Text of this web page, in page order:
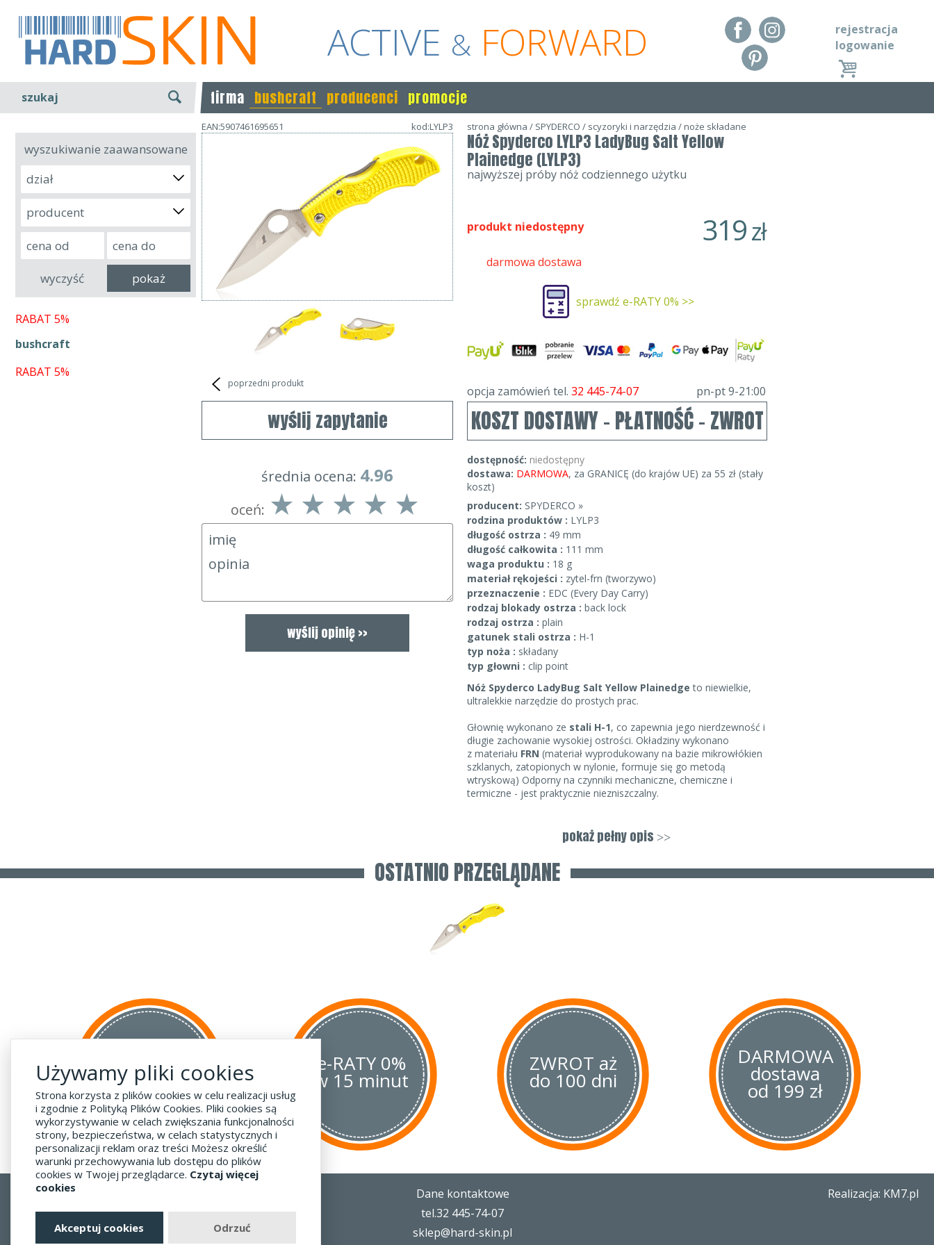
ACTIVE & FORWARD
rejestracja
logowanie
szukaj firma bushcraft producenci promocje
wyszukiwanie zaawansowane
dział
producent
RABAT 5%
bushcraft
RABAT 5%
EAN:5907461695651 kod:LYLP3
poprzedni produkt
wyślij zapytanie
średnia ocena: 4.96
oceń:
strona główna / SPYDERCO / scyzoryki i narzędzia /noże składane
Nóż Spyderco LYLP3 LadyBug Salt Yellow
Plainedge (LYLP3)
najwyższej próby nóż codziennego użytku
319zł
produkt niedostępny
darmowa dostawa
sprawdź e-RATY 0% >>
opcja zamówień tel. 32 445-74-07 pn-pt 9-21:00
KOSZT DOSTAWY - PŁATNOŚĆ - ZWROT
dostępność: niedostępny
dostawa: DARMOWA, za GRANICĘ (do krajów UE) za 55 zł (stały
koszt)
producent: SPYDERCO »
rodzina produktów : LYLP3
długość ostrza : 49 mm
długość całkowita : 111 mm
waga produktu : 18 g
materiał rękojeści : zytel-frn (tworzywo)
przeznaczenie : EDC (Every Day Carry)
rodzaj blokady ostrza : back lock
rodzaj ostrza : plain
gatunek stali ostrza : H-1
typ noża : składany
typ głowni : clip point
Nóż Spyderco LadyBug Salt Yellow Plainedge to niewielkie,
ultralekkie narzędzie do prostych prac.
Głownię wykonano ze stali H-1, co zapewnia jego nierdzewność i
długie zachowanie wysokiej ostrości. Okładziny wykonano
z materiału FRN (materiał wyprodukowany na bazie mikrowłókien
szklanych, zatopionych w nylonie, formuje się go metodą
wtryskową) Odporny na czynniki mechaniczne, chemiczne i
termiczne - jest praktycznie niezniszczalny.
służy otwór okrągły w głowni, tzw. spyder hole.
go stosować jako breloczek do kluczy. Żółte okładziny ułatwiają
dodatkowo odszukanie zgubionych kluczy. Jeśli potrzebujemy
idealnie sprawdzi się w tej roli.
pokaż pełny opis >>
OSTATNIO PRZEGLĄDANE
do krajów UE
za 55 zł
e-RATY 0%
w 15 minut
ZWROT aż
do 100 dni
DARMOWA
dostawa
od 199 zł
Regulamin
Dostawa - Płatność - Zwrot
Polityka prywatności i pliki cookies
Dane kontaktowe
tel.32 445-74-07
sklep@hard-skin.pl
Realizacja: KM7.pl
Używamy pliki cookies
Strona korzysta z plików cookies w celu realizacji usług
i zgodnie z Polityką Plików Cookies. Pliki cookies są
wykorzystywanie w celach zwiększania funkcjonalności
strony, bezpieczeństwa, w celach statystycznych i
personalizacji reklam oraz treści Możesz określić
warunki przechowywania lub dostępu do plików
cookies w Twojej przeglądarce. Czytaj więcej
cookies
Akceptuj cookies Odrzuć